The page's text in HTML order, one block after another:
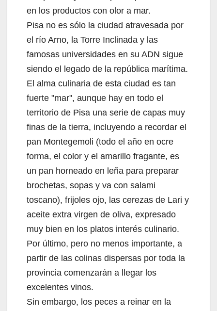
en los productos con olor a mar.
Pisa no es sólo la ciudad atravesada por
el río Arno, la Torre Inclinada y las
famosas universidades en su ADN sigue
siendo el legado de la república marítima.
El alma culinaria de esta ciudad es tan
fuerte "mar", aunque hay en todo el
territorio de Pisa una serie de capas muy
finas de la tierra, incluyendo a recordar el
pan Montegemoli (todo el año en ocre
forma, el color y el amarillo fragante, es
un pan horneado en leña para preparar
brochetas, sopas y va con salami
toscano), frijoles ojo, las cerezas de Lari y
aceite extra virgen de oliva, expresado
muy bien en los platos interés culinario.
Por último, pero no menos importante, a
partir de las colinas dispersas por toda la
provincia comenzarán a llegar los
excelentes vinos.
Sin embargo, los peces a reinar en la